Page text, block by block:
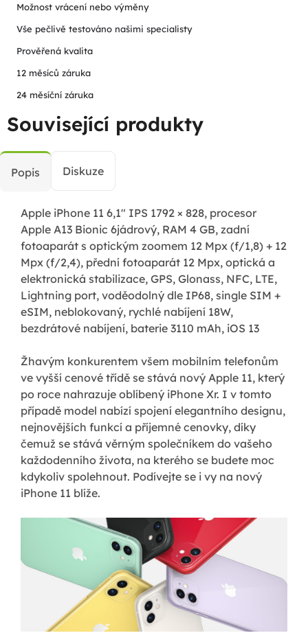
Možnost vrácení nebo výměny
Vše pečlivě testováno našimi specialisty
Prověřená kvalita
12 měsíců záruka
24 měsíční záruka
Související produkty
Popis Diskuze
Apple iPhone 11 6,1" IPS 1792 × 828, procesor
Apple A13 Bionic 6jádrový, RAM 4 GB, zadní
fotoaparát s optickým zoomem 12 Mpx (f/1,8) + 12
Mpx (f/2,4), přední fotoaparát 12 Mpx, optická a
elektronická stabilizace, GPS, Glonass, NFC, LTE,
Lightning port, voděodolný dle IP68, single SIM +
eSIM, neblokovaný, rychlé nabíjení 18W,
bezdrátové nabíjení, baterie 3110 mAh, iOS 13
Žhavým konkurentem všem mobilním telefonům
ve vyšší cenové třídě se stává nový Apple 11, který
po roce nahrazuje oblíbený iPhone Xr. I v tomto
případě model nabízí spojení elegantního designu,
nejnovějších funkcí a příjemné cenovky, díky
čemuž se stává věrným společníkem do vašeho
každodenního života, na kterého se budete moc
kdykoliv spolehnout. Podívejte se i vy na nový
iPhone 11 blíže.